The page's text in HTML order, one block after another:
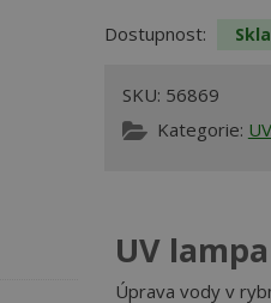
Dostupnost:
SKU: 56869
Kategorie:
UV
Úprava vody v